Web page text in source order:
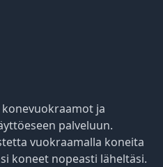
ja
palveluun.
vuokraamalla koneita
koneet nopeasti läheltäsi.